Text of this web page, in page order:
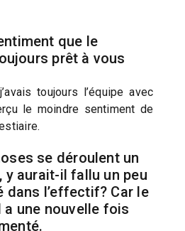
que le
prêt à vous
toujours l’équipe avec
le moindre sentiment de
se déroulent un
y aurait-il fallu un peu
dans l’effectif? Car le
une nouvelle fois